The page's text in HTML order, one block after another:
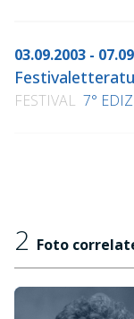
03.09.2003 -
FESTIVAL 7°
2 Foto